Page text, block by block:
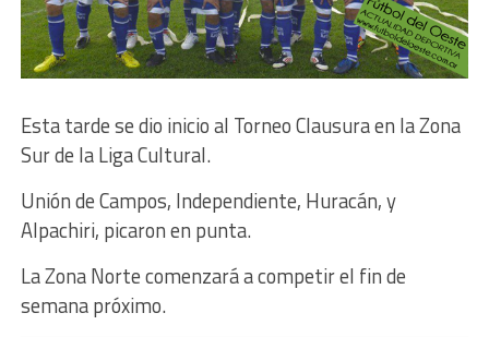
Esta tarde se dio inicio al Torneo Clausura en la Zona
Sur de la Liga Cultural.
Unión de Campos, Independiente, Huracán, y
Alpachiri, picaron en punta.
La Zona Norte comenzará a competir el fin de
semana próximo.